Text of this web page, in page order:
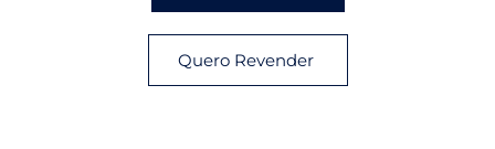
Quero Revender